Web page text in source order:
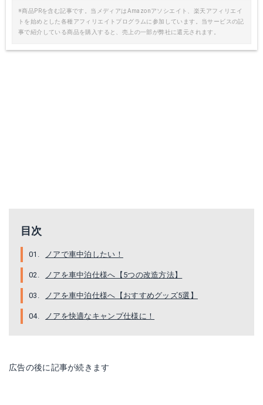
※商品PRを含む記事です。当メディアはAmazonアソシエイト、楽天アフィリエイ
トを始めとした各種アフィリエイトプログラムに参加しています。当サービスの記
事で紹介している商品を購入すると、売上の一部が弊社に還元されます。
目次
ノアで車中泊したい！
ノアを車中泊仕様へ【5つの改造方法】
ノアを車中泊仕様へ【おすすめグッズ5選】
ノアを快適なキャンプ仕様に！
広告の後に記事が続きます